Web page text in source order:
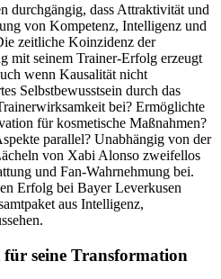
durchgängig, dass Attraktivität und
von Kompetenz, Intelligenz und
zeitliche Koinzidenz der
mit seinem Trainer-Erfolg erzeugt
wenn Kausalität nicht
Selbstbewusstsein durch das
bei? Ermöglichte
für kosmetische Maßnahmen?
parallel? Unabhängig von der
von Xabi Alonso zweifellos
und Fan-Wahrnehmung bei.
Erfolg bei Bayer Leverkusen
aus Intelligenz,
seine Transformation